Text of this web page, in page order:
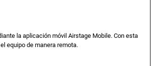
la aplicación móvil Airstage Mobile. Con esta
equipo de manera remota.